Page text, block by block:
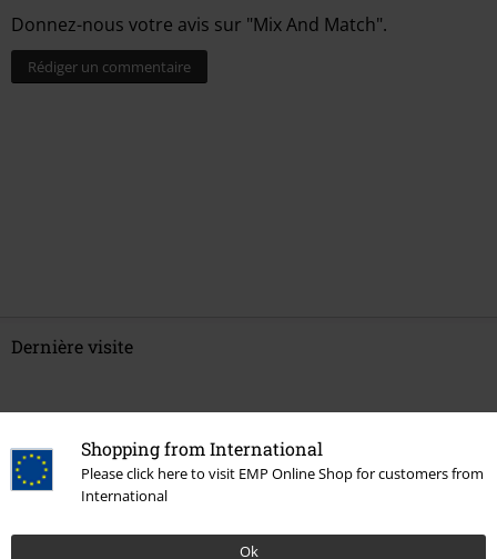
Shopping from International
Please click here to visit EMP Online Shop for customers from
International
Ok
Donnez-nous votre avis sur "Mix And Match".
Rédiger un commentaire
Dernière visite